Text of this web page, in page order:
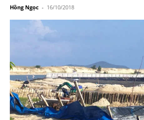
Hồng Ngọc - 16/10/2018